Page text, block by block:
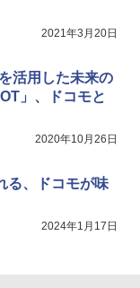
2021年3月20日
活用した未来の
」、ドコモと
2020年10月26日
る、ドコモが味
2024年1月17日